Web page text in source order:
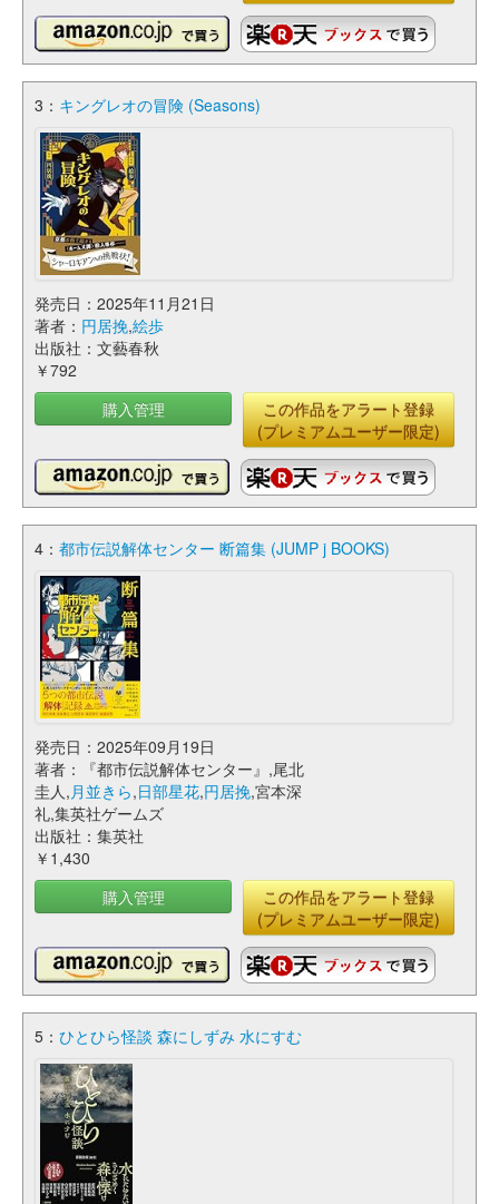
3： キングレオの冒険 (Seasons)
発売日：2025年11月21日
著者： 円居挽,絵歩
出版社：文藝春秋
￥792
購入管理
この作品をアラート登録
(プレミアムユーザー限定)
4： 都市伝説解体センター 断篇集 (JUMP j BOOKS)
発売日：2025年09月19日
著者：『都市伝説解体センター』,尾北
圭人,月並きら,日部星花,円居挽,宮本深
礼,集英社ゲームズ
出版社：集英社
￥1,430
購入管理
この作品をアラート登録
(プレミアムユーザー限定)
5： ひとひら怪談 森にしずみ 水にすむ